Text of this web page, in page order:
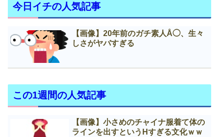
今日イチの人気記事
【画像】20年前のガチ素人Å◯、生々
しさがヤバすぎる
この1週間の人気記事
【画像】小さめのチャイナ服着て体の
ラインを出すというНすぎる文化ｗｗ